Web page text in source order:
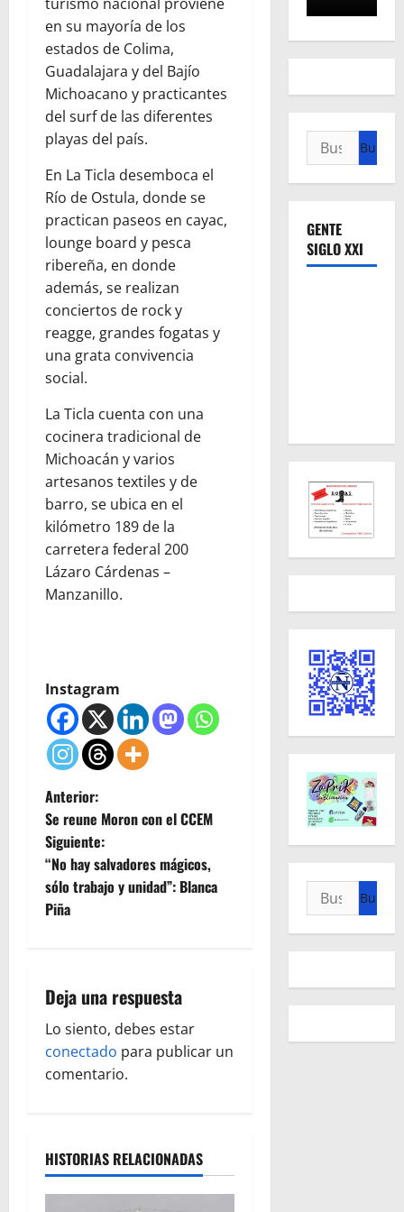
en su mayoría de los
estados de Colima,
Guadalajara y del Bajío
Michoacano y practicantes
del surf de las diferentes
playas del país.
En La Ticla desemboca el
Río de Ostula, donde se
practican paseos en cayac,
lounge board y pesca
ribereña, en donde
además, se realizan
conciertos de rock y
reagge, grandes fogatas y
una grata convivencia
social.
La Ticla cuenta con una
cocinera tradicional de
Michoacán y varios
artesanos textiles y de
barro, se ubica en el
kilómetro 189 de la
carretera federal 200
Lázaro Cárdenas –
Manzanillo.
Instagram
N
a
v
e
a
c
i
n
d
Anterior:
Se reune Moron con el CCEM
Siguiente:
“No hay salvadores mágicos,
sólo trabajo y unidad”: Blanca
Piña
Deja una respuesta
Lo siento, debes estar
conectado para publicar un
comentario.
HISTORIAS RELACIONADAS
Buscar:
GENTE
SIGLO XXI
Buscar: